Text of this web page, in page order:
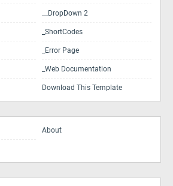
__DropDown 2
_ShortCodes
_Error Page
_Web Documentation
Download This Template
About